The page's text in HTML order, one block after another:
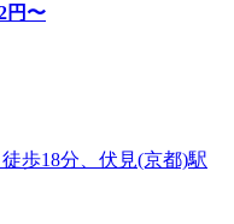
円〜
歩18分、伏見(京都)駅